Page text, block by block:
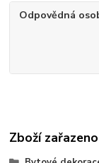
Odpovědná
Zboží